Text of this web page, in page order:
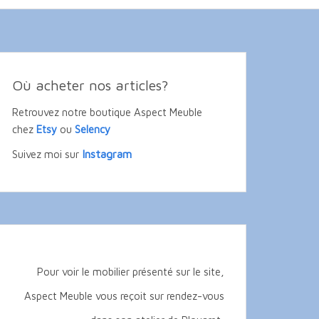
Où acheter nos articles?
Retrouvez notre boutique Aspect Meuble
chez Etsy ou Selency
Suivez moi sur Instagram
Pour voir le mobilier présenté sur le site,
Aspect Meuble vous reçoit sur rendez-vous